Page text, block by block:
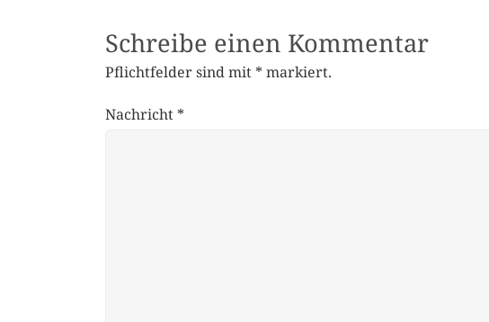
Schreibe einen Kommentar
Pflichtfelder sind mit * markiert.
Nachricht *